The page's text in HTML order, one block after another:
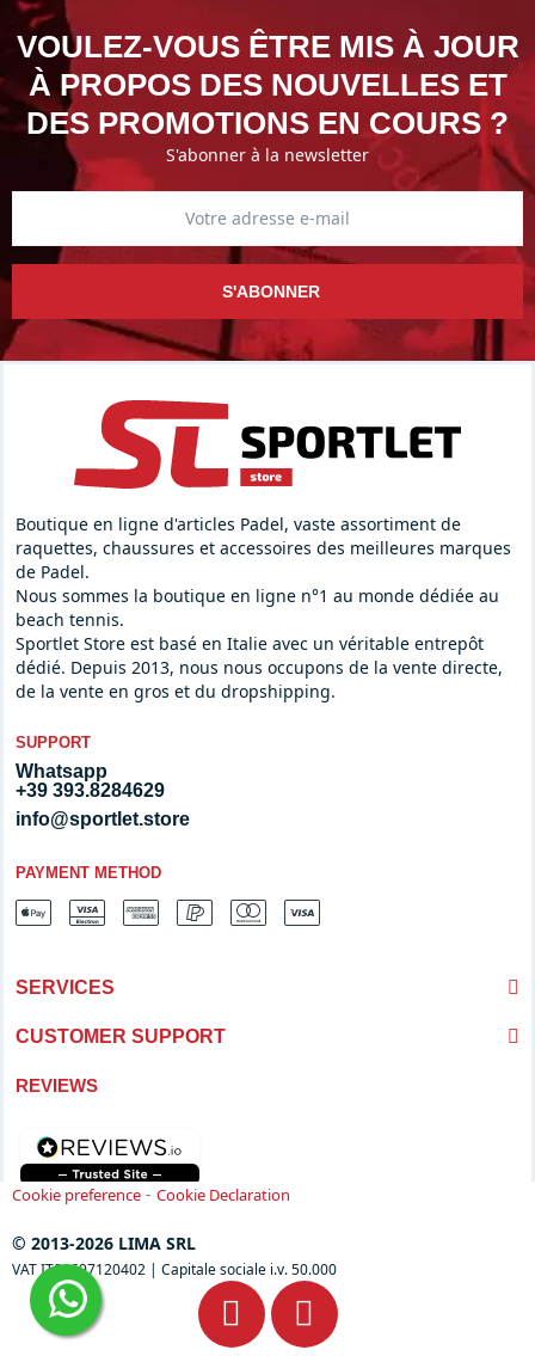
VOULEZ-VOUS ÊTRE MIS À JOUR
À PROPOS DES NOUVELLES ET
DES PROMOTIONS EN COURS ?
S'abonner à la newsletter
S'ABONNER
Boutique en ligne d'articles Padel, vaste assortiment de
raquettes, chaussures et accessoires des meilleures marques
de Padel.
Nous sommes la boutique en ligne n°1 au monde dédiée au
beach tennis.
Sportlet Store est basé en Italie avec un véritable entrepôt
dédié. Depuis 2013, nous nous occupons de la vente directe,
de la vente en gros et du dropshipping.
SUPPORT
Whatsapp
+39 393.8284629
info@sportlet.store
PAYMENT METHOD
SERVICES
CUSTOMER SUPPORT
REVIEWS
Cookie preference - Cookie Declaration
© 2013-2026 LIMA SRL
VAT IT04697120402 | Capitale sociale i.v. 50.000